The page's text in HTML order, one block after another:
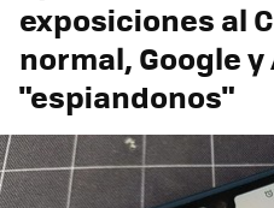
exposiciones al
normal, Google
"espiandonos"